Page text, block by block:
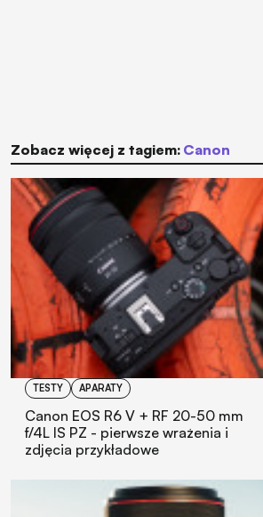
Zobacz więcej z tagiem: Canon
TESTY APARATY
Canon EOS R6 V + RF 20-50 mm
f/4L IS PZ - pierwsze wrażenia i
zdjęcia przykładowe